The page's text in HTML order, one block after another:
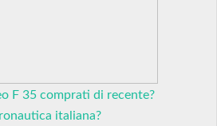
F 35 comprati di recente?
italiana?